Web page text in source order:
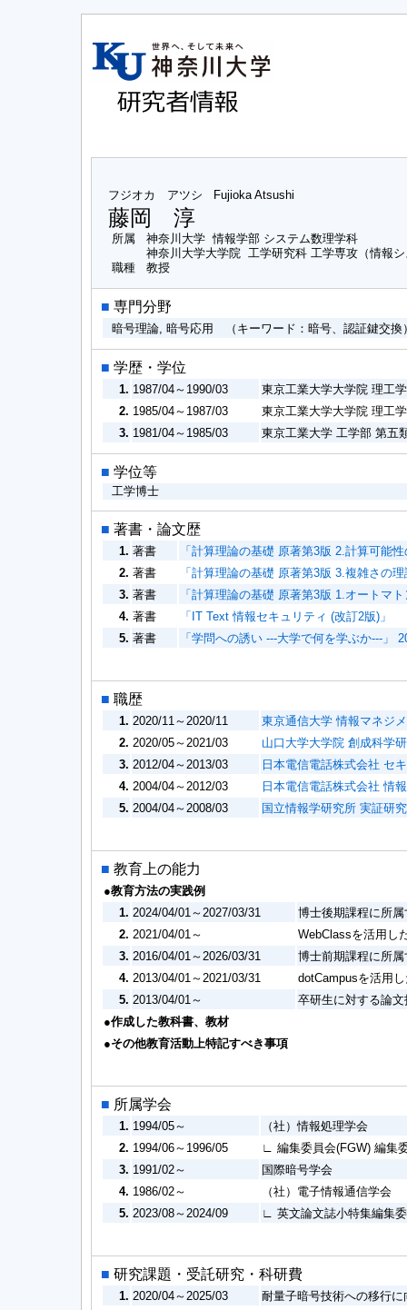
フジオカ アツシ Fujioka Atsushi
藤岡 淳
所属
神奈川大学 情報学部 システム数理学科
神奈川大学大学院 工学研究科 工学専攻（情報
職種
教授
■ 専門分野
暗号理論, 暗号応用 （キーワード：暗号、認証鍵交
■ 学歴・学位
1. 1987/04～1990/03
東京工業大学大学院 理工
2. 1985/04～1987/03
東京工業大学大学院 理工
3. 1981/04～1985/03 東京工業大学 工学部 第五
■ 学位等
工学博士
■ 著書・論文歴
1. 著書
「計算理論の基礎 原著第3版 2.計算可能
2. 著書
「計算理論の基礎 原著第3版 3.複雑さの
3. 著書
「計算理論の基礎 原著第3版 1.オートマ
4. 著書
「IT Text 情報セキュリティ (改訂2版)」
5. 著書 「学問への誘い ---大学で何を学ぶか---
■ 職歴
1. 2020/11～2020/11
東京通信大学 情報マネジ
2. 2020/05～2021/03
山口大学大学院 創成科学
3. 2012/04～2013/03
日本電信電話株式会社 セ
4. 2004/04～2012/03
日本電信電話株式会社 情
5. 2004/04～2008/03 国立情報学研究所 実証研
■ 教育上の能力
●教育方法の実践例
1. 2024/04/01～2027/03/31
博士後期課程に所
2. 2021/04/01～
WebClassを活用し
3. 2016/04/01～2026/03/31
博士前期課程に所
4. 2013/04/01～2021/03/31
dotCampusを活用
5. 2013/04/01～
卒研生に対する論文
●作成した教科書、教材
●その他教育活動上特記すべき事項
■ 所属学会
1. 1994/05～
（社）情報処理学会
2. 1994/06～1996/05
∟ 編集委員会(FGW) 編集
3. 1991/02～
国際暗号学会
4. 1986/02～
（社）電子情報通信学会
5. 2023/08～2024/09 ∟ 英文論文誌小特集編集
■ 研究課題・受託研究・科研費
1. 2020/04～2025/03
耐量子暗号技術への移行